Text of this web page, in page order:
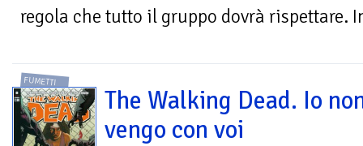
regola che tutto il gruppo dovrà rispettare.
FUMETTI
The Walking Dead. Io
vengo con voi